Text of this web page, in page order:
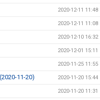
2020-12-11 11:48
2020-12-11 11:08
2020-12-10 16:32
2020-12-01 15:11
2020-11-25 11:55
11-20) 2020-11-20 15:44
2020-11-20 11:31